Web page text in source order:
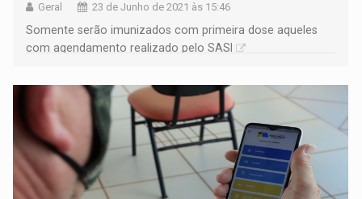
Geral 23 de Junho de 2021 às 15:46
Somente serão imunizados com primeira dose aqueles
com agendamento realizado pelo SASI